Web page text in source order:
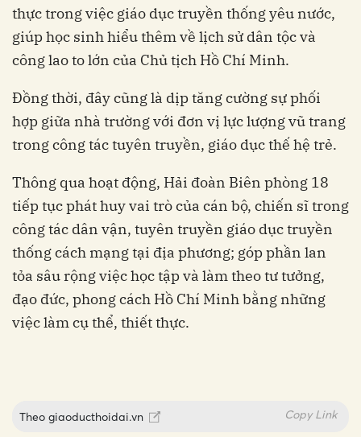
thực trong việc giáo dục truyền thống yêu nước,
giúp học sinh hiểu thêm về lịch sử dân tộc và
công lao to lớn của Chủ tịch Hồ Chí Minh.
Đồng thời, đây cũng là dịp tăng cường sự phối
hợp giữa nhà trường với đơn vị lực lượng vũ trang
trong công tác tuyên truyền, giáo dục thế hệ trẻ.
Thông qua hoạt động, Hải đoàn Biên phòng 18
tiếp tục phát huy vai trò của cán bộ, chiến sĩ trong
công tác dân vận, tuyên truyền giáo dục truyền
thống cách mạng tại địa phương; góp phần lan
tỏa sâu rộng việc học tập và làm theo tư tưởng,
đạo đức, phong cách Hồ Chí Minh bằng những
việc làm cụ thể, thiết thực.
Theo giaoducthoidai.vn Copy Link